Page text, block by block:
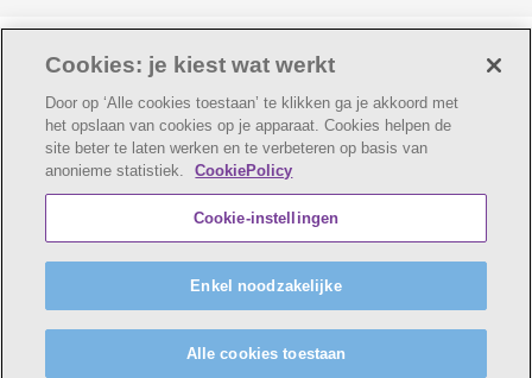
© AZ Voorkempen
Cookie verklaring
Privacybeleid
Webtoegankelijkheidsverklaring
AZ Voorkempen maakt deel uit van
Maatschappelijke zetel Edgard Tinellaan 1c, 2800
BE 0411 515 075, RPR Antwerpen (Mechelen)
Cookies: je kiest wat werkt
Door op ‘Alle cookies toestaan’ te klikken ga je akkoord met
het opslaan van cookies op je apparaat. Cookies helpen de
site beter te laten werken en te verbeteren op basis van
anonieme statistiek.
CookiePolicy
Cookie-instellingen
Enkel noodzakelijke
Alle cookies toestaan